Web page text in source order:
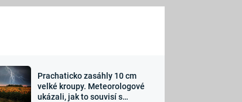
Sledujte nás
Prachaticko zasáhly 10 cm
velké kroupy. Meteorologové
ukázali, jak to souvisí s